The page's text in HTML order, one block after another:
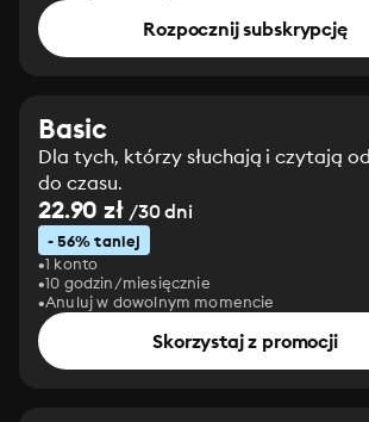
Rozpocznij subskrypcję
Basic
Dla tych, którzy słuchają i czytają
do czasu.
22.90 zł/30 dni
- 56% taniej
1 konto
10 godzin/miesięcznie
Anuluj w dowolnym momencie
Skorzystaj z promocji